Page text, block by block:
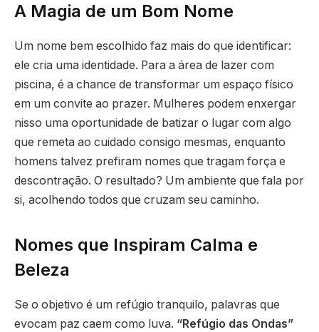
A Magia de um Bom Nome
Um nome bem escolhido faz mais do que identificar:
ele cria uma identidade. Para a área de lazer com
piscina, é a chance de transformar um espaço físico
em um convite ao prazer. Mulheres podem enxergar
nisso uma oportunidade de batizar o lugar com algo
que remeta ao cuidado consigo mesmas, enquanto
homens talvez prefiram nomes que tragam força e
descontração. O resultado? Um ambiente que fala por
si, acolhendo todos que cruzam seu caminho.
Nomes que Inspiram Calma e
Beleza
Se o objetivo é um refúgio tranquilo, palavras que
evocam paz caem como luva. “Refúgio das Ondas”